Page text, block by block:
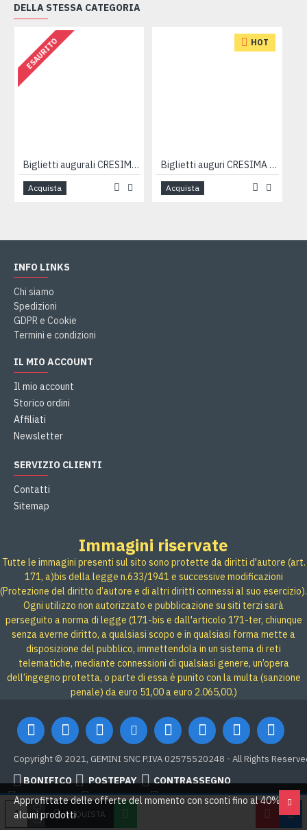
ACQUISTA
DELLA STESSA CATEGORIA
ESAURITO
Biglietti augurali CRESIMA oro 12pz
Acquista
HOT
Biglietti auguri CRESIMA 12pz
Acquista
INFO LINKS
Chi siamo
Spedizioni
GDPR e Cookie
Termini e condizioni
IL MIO ACCOUNT
Il mio account
Storico ordini
Affiliati
Newsletter
SERVIZIO CLIENTI
Contatti
Sitemap
Immagini riservate
Tutte le immagini presenti sul sito sono protette da diritti d'autore (art.
171, a)bis della legge n.633/1941 e successive modificazioni
(Protezione del diritto d’autore e di altri diritti connessi al suo esercizio).
Ogni utilizzo non autorizzato e pubblicazione su siti terzi sarà
perseguito a norma di legge (171-bis e dall'articolo 171-ter, chiunque
senza averne diritto, a qualsiasi scopo e in qualsiasi forma mette a
disposizione del pubblico, immettendola in un sistema di reti
telematiche, mediante connessioni di qualsiasi genere, un’opera
dell’ingegno protetta, o parte di essa è punito con la multa (sanzione
penale) da euro 51,00 a euro 2.065,00.)
Copyright © 2021, GEMINI SNC P.IVA 02575520248 - All Rights
BONIFICO POSTEPAY
CONTRASSEGNO
Credit card
Google Pay PAYPAL
Approfittate delle offerte del momento con sconti fino al 40% su
alcuni prodotti